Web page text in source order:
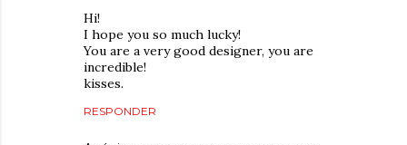
Hi!
I hope you so much lucky!
You are a very good designer, you are
incredible!
kisses.
RESPONDER